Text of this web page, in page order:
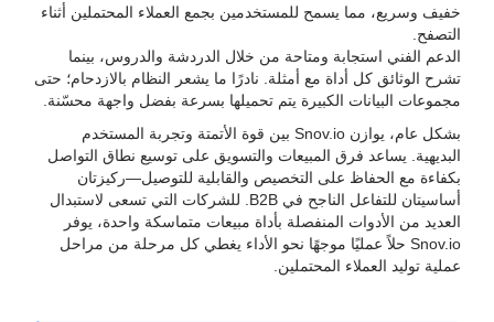
خفيف وسريع، مما يسمح للمستخدمين بجمع العملاء المحتملين أثناء
التصفح.
الدعم الفني استجابة ومتاحة من خلال الدردشة والدروس، بينما
تشرح الوثائق كل أداة مع أمثلة. نادرًا ما يشعر النظام بالازدحام؛ حتى
مجموعات البيانات الكبيرة يتم تحميلها بسرعة بفضل واجهة محسّنة.
بشكل عام، يوازن Snov.io بين قوة الأتمتة وتجربة المستخدم
البديهية. يساعد فرق المبيعات والتسويق على توسيع نطاق التواصل
بكفاءة مع الحفاظ على التخصيص والقابلية للتوصيل—ركيزتان
أساسيتان للتفاعل الناجح في B2B. للشركات التي تسعى لاستبدال
العديد من الأدوات المنفصلة بأداة مبيعات متماسكة واحدة، يوفر
Snov.io حلاً عمليًا موجهًا نحو الأداء يغطي كل مرحلة من مراحل
عملية توليد العملاء المحتملين.